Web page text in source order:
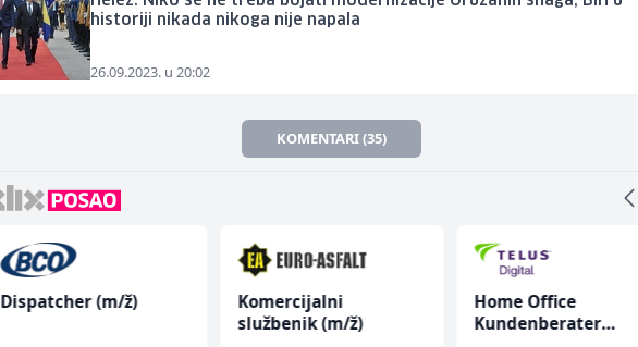
historiji nikada nikoga nije napala
26.09.2023. u 20:02
KOMENTARI (35)
Dispatcher (m/ž)
Komercijalni
službenik (m/ž)
Home Office
Kundenberater